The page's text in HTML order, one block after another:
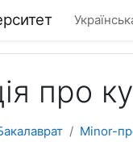
про
Minor-